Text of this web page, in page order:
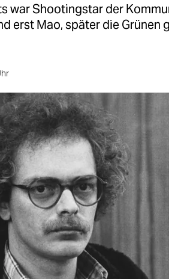
war Shootingstar der
erst Mao, später die Grünen